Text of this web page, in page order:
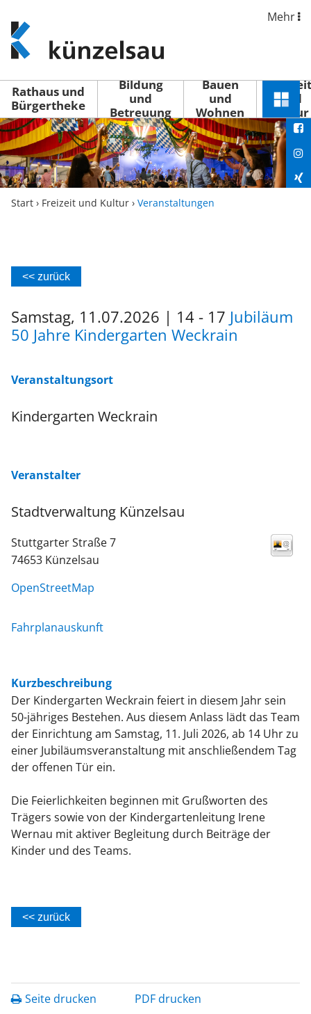
www.kuenzelsau.de
(zur
Startseite)
Mehr
Rathaus und
Bürgertheke
Bildung
und
Betreuung
Bauen
und
Wohnen
Freizeit
und
Kultur
Menü
Start › Freizeit und Kultur › Veranstaltungen
<< zurück
Samstag, 11.07.2026 | 14 - 17 Jubiläum
50 Jahre Kindergarten Weckrain
Veranstaltungsort
Kindergarten Weckrain
Veranstalter
Stadtverwaltung Künzelsau
Stuttgarter Straße 7
74653 Künzelsau
OpenStreetMap
Fahrplanauskunft
Kurzbeschreibung
Der Kindergarten Weckrain feiert in diesem Jahr sein
50-jähriges Bestehen. Aus diesem Anlass lädt das Team
der Einrichtung am Samstag, 11. Juli 2026, ab 14 Uhr zu
einer Jubiläumsveranstaltung mit anschließendem Tag
der offenen Tür ein.
Die Feierlichkeiten beginnen mit Grußworten des
Trägers sowie von der Kindergartenleitung Irene
Wernau mit aktiver Begleitung durch Beiträge der
Kinder und des Teams.
<< zurück
Seite drucken
PDF drucken